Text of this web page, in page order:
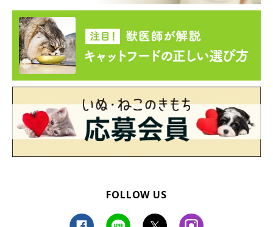
FOLLOW US